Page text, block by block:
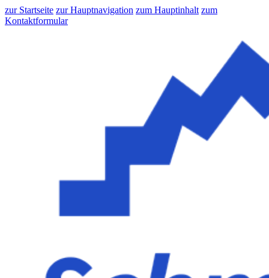
zur Startseite zur Hauptnavigation zum Hauptinhalt zum
Kontaktformular